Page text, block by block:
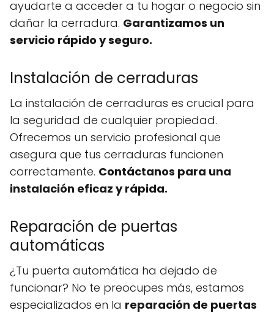
ayudarte a acceder a tu hogar o negocio sin
dañar la cerradura. Garantizamos un
servicio rápido y seguro.
Instalación de cerraduras
La instalación de cerraduras es crucial para
la seguridad de cualquier propiedad.
Ofrecemos un servicio profesional que
asegura que tus cerraduras funcionen
correctamente. Contáctanos para una
instalación eficaz y rápida.
Reparación de puertas
automáticas
¿Tu puerta automática ha dejado de
funcionar? No te preocupes más, estamos
especializados en la reparación de puertas